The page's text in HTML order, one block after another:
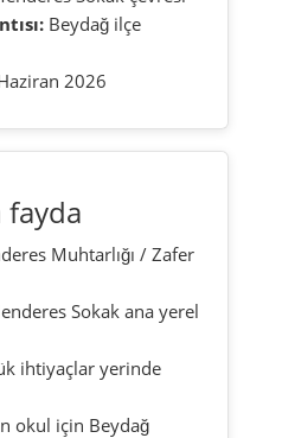
Beydağ ilçe
2026
Muhtarlığı / Zafer
Sokak ana yerel
ihtiyaçlar yerinde
okul için Beydağ